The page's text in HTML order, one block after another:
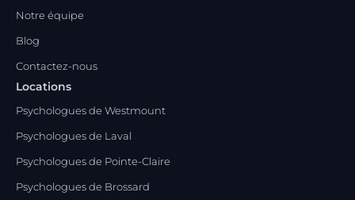
Notre équipe
Blog
Contactez-nous
Locations
Psychologues de Westmount
Psychologues de Laval
Psychologues de Pointe-Claire
Psychologues de Brossard